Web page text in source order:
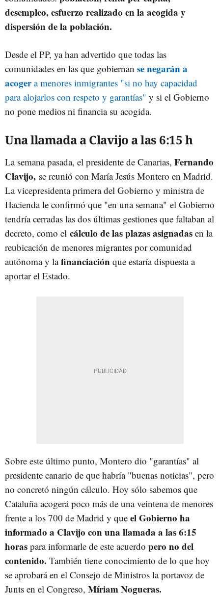
desempleo, esfuerzo realizado en la acogida y
dispersión de la población.
Desde el PP, ya han advertido que todas las
comunidades en las que gobiernan se negarán a
acogera menores inmigrantes "si no hay capacidad
para alojarlos con respeto y garantías" y si el Gobierno
no pone medios ni financia su acogida.
Una llamada a Clavijo a las 6:15 h
La semana pasada, el presidente de Canarias, Fernando
Clavijo, se reunió con María Jesús Montero en Madrid.
La vicepresidenta primera del Gobierno y ministra de
Hacienda le confirmó que "en una semana" el Gobierno
tendría cerradas las dos últimas gestiones que faltaban al
decreto, como el cálculo de las plazas asignadas en la
reubicación de menores migrantes por comunidad
autónoma y lafinanciación que estaría dispuesta a
aportar el Estado.
Sobre este último punto, Montero dio "garantías" al
presidente canario de que habría "buenas noticias", pero
no concretó ningún cálculo. Hoy sólo sabemos que
Cataluña acogerá poco más de una veintena de menores
frente a los 700 de Madrid y que el Gobierno ha
informado a Clavijo con una llamada a las 6:15
horas para informarle de este acuerdo pero no del
contenido. También tiene conocimiento de lo que hoy
se aprobará en el Consejo de Ministros la portavoz de
Junts en el Congreso, Míriam Nogueras.